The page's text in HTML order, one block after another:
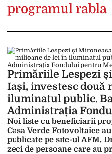
programul rabla
Primăriile Lespezi
Iași, investesc două
iluminatul public.
Administrația
Noi liste cu beneficiarii
Casa Verde Fotovoltaice
publicate pe site-ul AFM.
zeci de persoane care au